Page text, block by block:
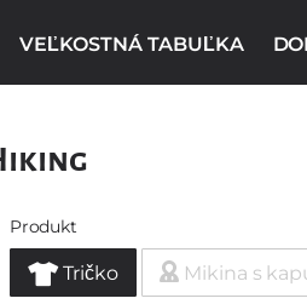
VEĽKOSTNÁ TABUĽKA
Produkt
Tričko Mikina s